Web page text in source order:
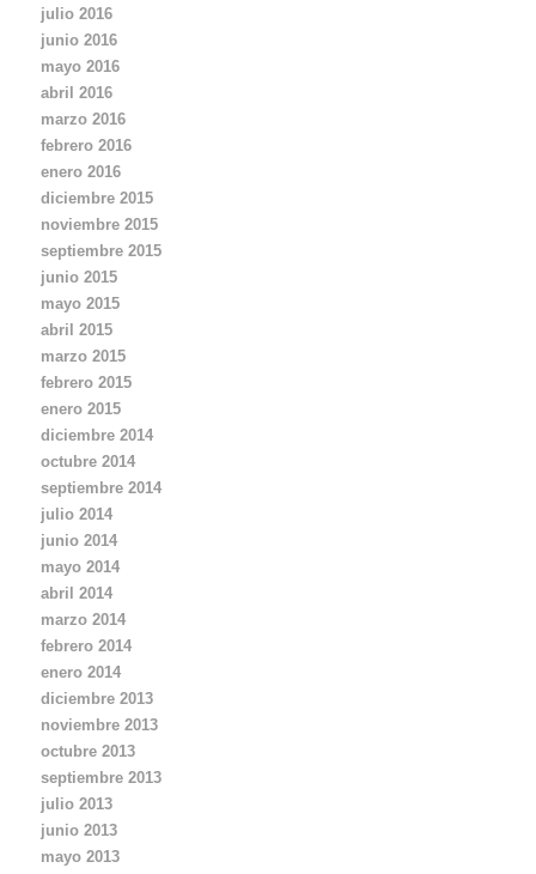
julio 2016
junio 2016
mayo 2016
abril 2016
marzo 2016
febrero 2016
enero 2016
diciembre 2015
noviembre 2015
septiembre 2015
junio 2015
mayo 2015
abril 2015
marzo 2015
febrero 2015
enero 2015
diciembre 2014
octubre 2014
septiembre 2014
julio 2014
junio 2014
mayo 2014
abril 2014
marzo 2014
febrero 2014
enero 2014
diciembre 2013
noviembre 2013
octubre 2013
septiembre 2013
julio 2013
junio 2013
mayo 2013